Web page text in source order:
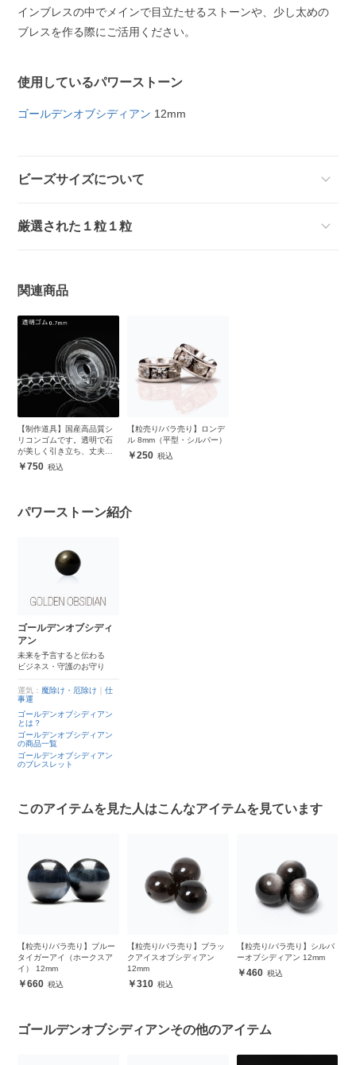
インブレスの中でメインで目立たせるストーンや、少し太めの
ブレスを作る際にご活用ください。
使用しているパワーストーン
ゴールデンオブシディアン 12mm
ビーズサイズについて
厳選された１粒１粒
関連商品
【制作道具】国産高品質シ
リコンゴムです。透明で石
が美しく引き立ち、丈夫で
安心750
【粒売り/バラ売り】ロンデ
ル 8mm（平型・シルバー）
250
パワーストーン紹介
ゴールデンオブシディ
アン
未来を予言すると伝わる
ビジネス・守護のお守り
運気： 魔除け・厄除け ｜仕
事運
ゴールデンオブシディアン
とは？
ゴールデンオブシディアン
の商品一覧
ゴールデンオブシディアン
のブレスレット
このアイテムを見た人はこんなアイテムを見ています
【粒売り/バラ売り】ブルー
タイガーアイ（ホークスア
イ） 12mm
660
【粒売り/バラ売り】ブラッ
クアイスオブシディアン
12mm
310
【粒売り/バラ売り】シルバ
ーオブシディアン 12mm
460
ゴールデンオブシディアンその他のアイテム